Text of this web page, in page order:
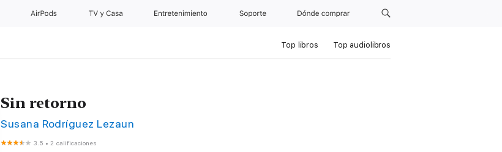
AirPods TV y Casa Entretenimiento Soporte Dónde comprar
Top libros Top audiolibros
Sin retorno
Susana Rodríguez Lezaun
3.5 •2 calificaciones